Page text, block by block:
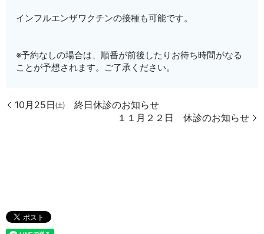
インフルエンザワクチンの接種も可能です。
※予約なしの場合は、順番が前後したりお待ち時間がなる
ことが予想されます。ご了承ください。
10月25日㈯ 終日休診のお知らせ
１１月２２日 休診のお知らせ